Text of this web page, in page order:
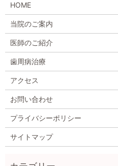
HOME
当院のご案内
医師のご紹介
歯周病治療
アクセス
お問い合わせ
プライバシーポリシー
サイトマップ